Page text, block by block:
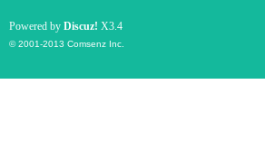
Powered by Discuz! X3.4
© 2001-2013 Comsenz Inc.